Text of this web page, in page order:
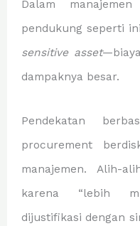
Dalam
pendukung seperti
sensitive asset
dampaknya besar.
Pendekatan
procurement
manajemen. Alih-
karena “lebih
dijustifikasi dengan